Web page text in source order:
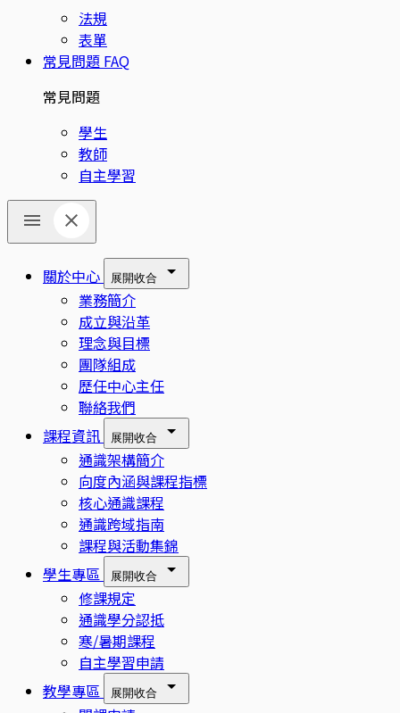
法規
表單
常見問題 FAQ
常見問題
學生
教師
自主學習
關於中心 展開收合
業務簡介
成立與沿革
理念與目標
團隊組成
歷任中心主任
聯絡我們
課程資訊
展開收合
通識架構簡介
向度內涵與課程指標
核心通識課程
通識跨域指南
課程與活動集錦
學生專區
展開收合
修課規定
通識學分認抵
寒/暑期課程
自主學習申請
教學專區
展開收合